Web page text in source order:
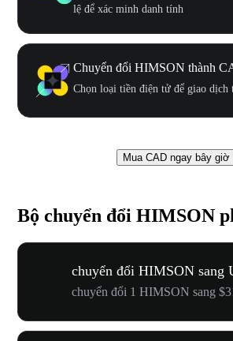
lệ để xác minh danh tính
Chuyển đổi HIMSON thành
Chọn loại tiền điện tử để giao dịch
Mua CAD ngay bây giờ
Bộ chuyển đổi HIMSON
chuyển đổi HIMSON sang
chuyển đổi 1 HIMSON sang